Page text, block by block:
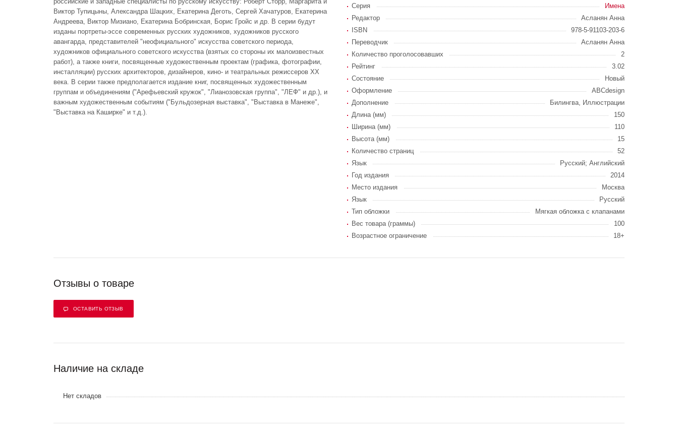
Виктор Тупицыны, Александра Шацких, Екатерина Деготь, Сергей Хачатуров, Екатерина
Андреева, Виктор Мизиано, Екатерина Бобринская, Борис Гройс и др. В серии будут
изданы портреты-эссе современных русских художников, художников русского
авангарда, представителей "неофициального" искусства советского периода,
художников официального советского искусства (взятых со стороны их малоизвестных
работ), а также книги, посвященные художественным проектам (графика, фотографии,
инсталляции) русских архитекторов, дизайнеров, кино- и театральных режиссеров ХХ
века. В серии также предполагается издание книг, посвященных художественным
группам и объединениям ("Арефьевский кружок", "Лианозовская группа", "ЛЕФ" и др.), и
важным художественным событиям ("Бульдозерная выставка", "Выставка в Манеже",
"Выставка на Каширке" и т.д.).
Серия
Имена
Редактор
Асланян Анна
ISBN
978-5-91103-203-6
Переводчик
Асланян Анна
Количество проголосовавших
2
Рейтинг
3.02
Состояние
Новый
Оформление
ABCdesign
Дополнение
Билингва, Иллюстрации
Длина (мм)
150
Ширина (мм)
110
Высота (мм)
15
Количество страниц
52
Язык
Русский; Английский
Год издания
2014
Место издания
Москва
Язык
Русский
Тип обложки
Мягкая обложка с клапанами
Вес товара (граммы)
100
Возрастное ограничение
18+
Отзывы о товаре
ОСТАВИТЬ ОТЗЫВ
Наличие на складе
Нет складов